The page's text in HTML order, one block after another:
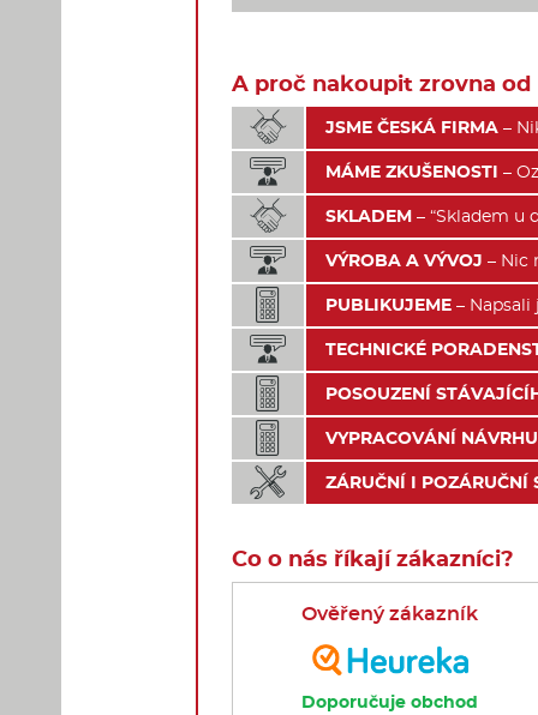
A proč nakoupit zrovna
 JSME ČESKÁ FIRMA –
 MÁME ZKUŠENOSTI –
 SKLADEM – “Skladem u
 VÝROBA A VÝVOJ – Nic
 PUBLIKUJEME –
 TECHNICKÉ
 POSOUZENÍ
 VYPRACOVÁNÍ
 ZÁRUČNÍ I POZÁRUČNÍ
Co o nás říkají zákazníci?
Ověřený zákazník
Doporučuje obchod